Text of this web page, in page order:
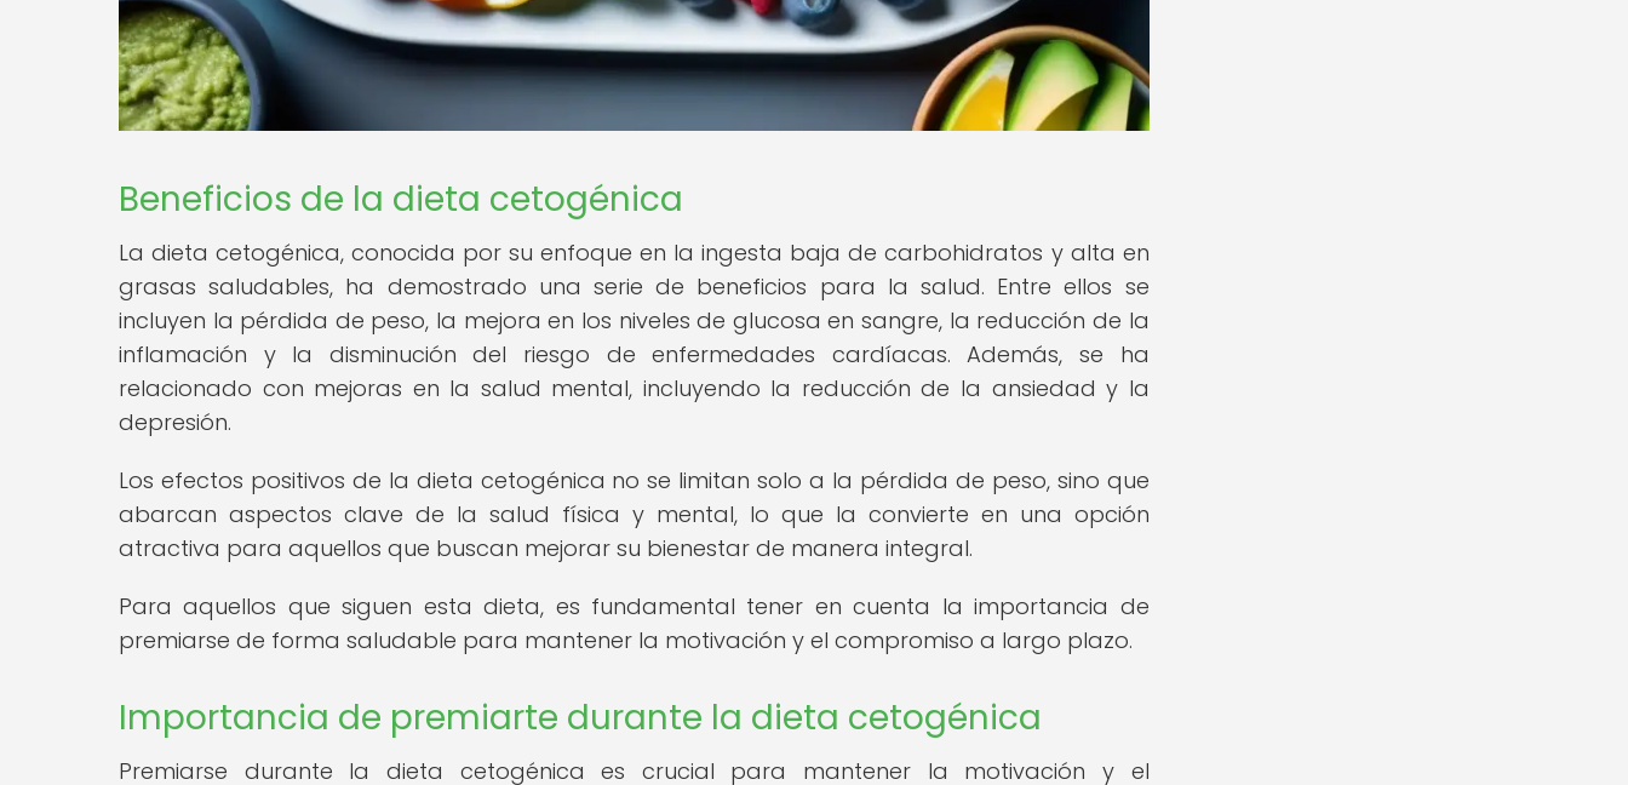
Beneficios de la dieta cetogénica
La dieta cetogénica, conocida por su enfoque en la ingesta baja de carbohidratos y alta en
grasas saludables, ha demostrado una serie de beneficios para la salud. Entre ellos se
incluyen la pérdida de peso, la mejora en los niveles de glucosa en sangre, la reducción de la
inflamación y la disminución del riesgo de enfermedades cardíacas. Además, se ha
relacionado con mejoras en la salud mental, incluyendo la reducción de la ansiedad y la
depresión.
Los efectos positivos de la dieta cetogénica no se limitan solo a la pérdida de peso, sino que
abarcan aspectos clave de la salud física y mental, lo que la convierte en una opción
atractiva para aquellos que buscan mejorar su bienestar de manera integral.
Para aquellos que siguen esta dieta, es fundamental tener en cuenta la importancia de
premiarse de forma saludable para mantener la motivación y el compromiso a largo plazo.
Importancia de premiarte durante la dieta cetogénica
Premiarse durante la dieta cetogénica es crucial para mantener la motivación y el